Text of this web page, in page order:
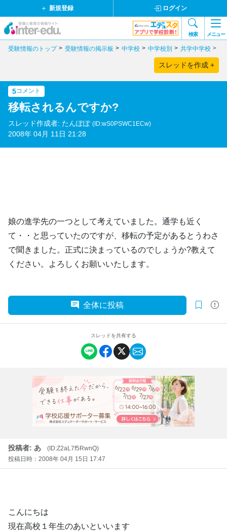
新規登録 ログイン
検索 メニュー
受験情報のトップ 受験情報の掲示板 中学校 中学校別 共学中学校
スレッドを作成 +
5コメント
移転されるんですか?
スレッド作成者: たんぽぽ (ID:wS0PSWC1ECw)
2008年 04月 11日 21:28
娘の進学先の一つとして考えていました。通学も近く
て・・と思っていたのですが、移転の予定があるとうわさ
で聞きました。正式に決まっているのでしょうか?教えて
ください。よろしくお願いいたします。
全体に投稿
スレッドを共有する
投稿者: あ
(ID:Z2aL7f5RwnQ)
投稿日時：2008年 04月 15日 17:47
こんにちは
現在高校１年生のあいといいます